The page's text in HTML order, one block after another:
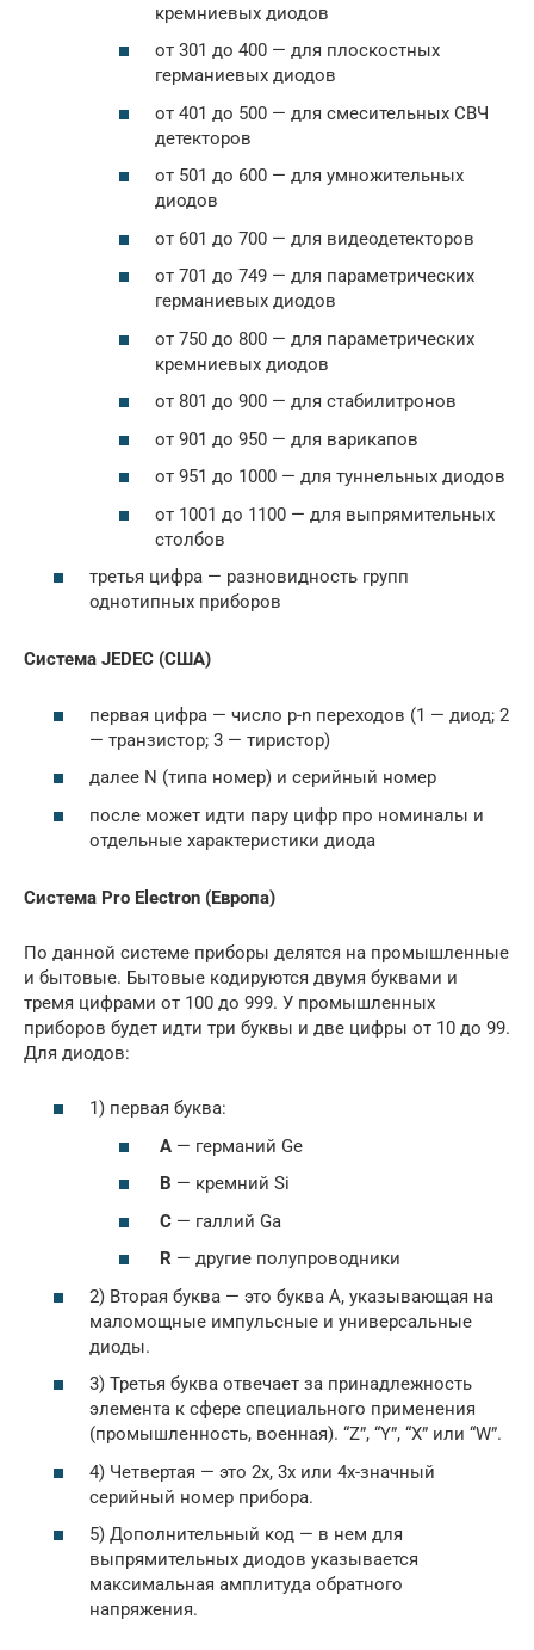
кремниевых диодов
от 301 до 400 — для плоскостных
германиевых диодов
от 401 до 500 — для смесительных СВЧ
детекторов
от 501 до 600 — для умножительных
диодов
от 601 до 700 — для видеодетекторов
от 701 до 749 — для параметрических
германиевых диодов
от 750 до 800 — для параметрических
кремниевых диодов
от 801 до 900 — для стабилитронов
от 901 до 950 — для варикапов
от 951 до 1000 — для туннельных диодов
от 1001 до 1100 — для выпрямительных
столбов
третья цифра — разновидность групп
однотипных приборов
Система JEDEC (США)
первая цифра — число p-n переходов (1 — диод; 2
— транзистор; 3 — тиристор)
далее N (типа номер) и серийный номер
после может идти пару цифр про номиналы и
отдельные характеристики диода
Система Pro Electron (Европа)
По данной системе приборы делятся на промышленные
и бытовые. Бытовые кодируются двумя буквами и
тремя цифрами от 100 до 999. У промышленных
приборов будет идти три буквы и две цифры от 10 до 99.
Для диодов:
1) первая буква:
A — германий Ge
B — кремний Si
C — галлий Ga
R — другие полупроводники
2) Вторая буква — это буква A, указывающая на
маломощные импульсные и универсальные
диоды.
3) Третья буква отвечает за принадлежность
элемента к сфере специального применения
(промышленность, военная). “Z”, “Y”, “X” или “W”.
4) Четвертая — это 2х, 3х или 4х-значный
серийный номер прибора.
5) Дополнительный код — в нем для
выпрямительных диодов указывается
максимальная амплитуда обратного
напряжения.